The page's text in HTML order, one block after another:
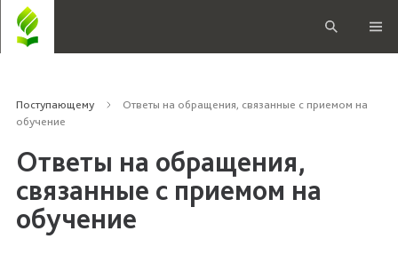
Поступающему
Ответы на обращения, связанные с приемом на
обучение
Ответы на обращения,
связанные с приемом на
обучение